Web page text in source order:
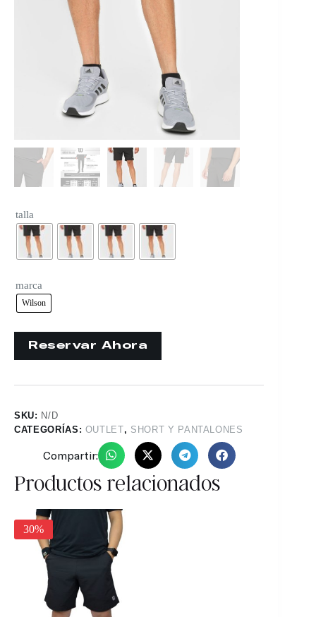
talla
marca
Wilson
SKU: N/D
CATEGORÍAS: OUTLET, SHORT Y PANTALONES
Compartir:
Productos relacionados
30%